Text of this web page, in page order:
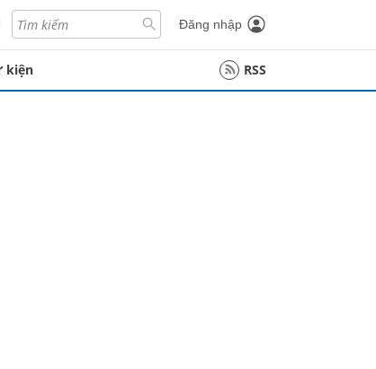
Đăng nhập
kiện RSS